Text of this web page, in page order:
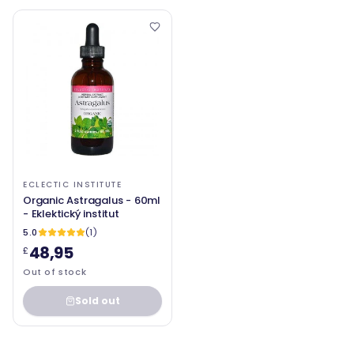
ECLECTIC INSTITUTE
Organic Astragalus - 60ml
- Eklektický institut
5.0
(1)
£48,95
Out of stock
Sold out